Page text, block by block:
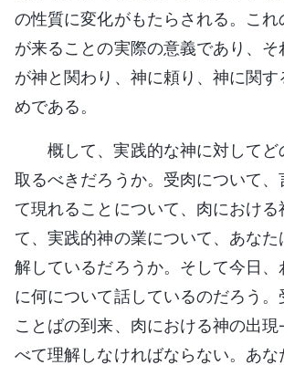
の性質に変化がもたらされる。こ
が来ることの実際の意義であり、そ
が神と関わり、神に頼り、神に関す
めである。
概して、実践的な神に対してど
取るべきだろうか。受肉について
て現れることについて、肉におけ
て、実践的神の業について、あな
解しているだろうか。そして今日
に何について話しているのだろう。
ことばの到来、肉における神の出
べて理解しなければならない。あな